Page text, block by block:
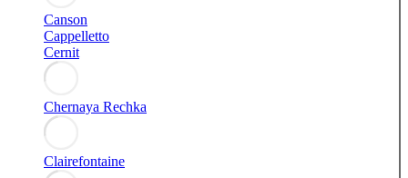
Canson
Cappelletto
Cernit
Chernaya Rechka
Clairefontaine